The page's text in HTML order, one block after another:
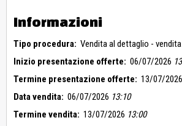
Informazioni
Tipo procedura: Vendita al dettaglio -
Inizio presentazione offerte: 06/07/2026
Termine presentazione offerte: 13/07/2026
Data vendita: 06/07/2026 13:10
Termine vendita: 13/07/2026 13:00